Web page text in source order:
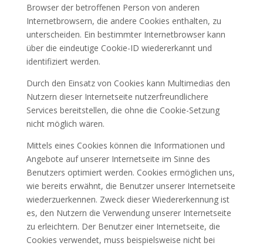
Browser der betroffenen Person von anderen
Internetbrowsern, die andere Cookies enthalten, zu
unterscheiden. Ein bestimmter Internetbrowser kann
über die eindeutige Cookie-ID wiedererkannt und
identifiziert werden.
Durch den Einsatz von Cookies kann Multimedias den
Nutzern dieser Internetseite nutzerfreundlichere
Services bereitstellen, die ohne die Cookie-Setzung
nicht möglich wären.
Mittels eines Cookies können die Informationen und
Angebote auf unserer Internetseite im Sinne des
Benutzers optimiert werden. Cookies ermöglichen uns,
wie bereits erwähnt, die Benutzer unserer Internetseite
wiederzuerkennen. Zweck dieser Wiedererkennung ist
es, den Nutzern die Verwendung unserer Internetseite
zu erleichtern. Der Benutzer einer Internetseite, die
Cookies verwendet, muss beispielsweise nicht bei